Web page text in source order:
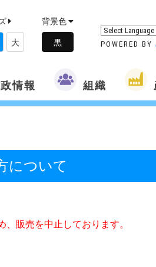
大
背景色
POWERED BY
情報 組織
について
販売を中止しております。